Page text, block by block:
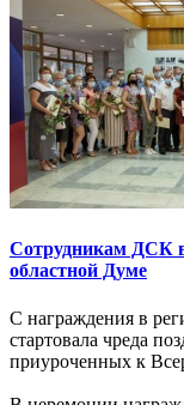
Сотрудникам ДСК
областной Думе
С награждения в
стартовала чреда
приуроченных к